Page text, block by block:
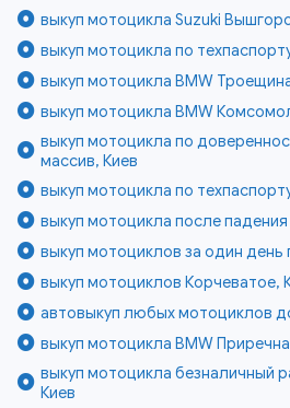
выкуп мотоцикла Suzuki
выкуп мотоцикла по
выкуп мотоцикла BMW
выкуп мотоцикла BMW
выкуп мотоцикла по
массив, Киев
выкуп мотоцикла по
выкуп мотоцикла после
выкуп мотоциклов за один день
выкуп мотоциклов Корчеватое,
автовыкуп любых мотоциклов
выкуп мотоцикла BMW
выкуп мотоцикла безналичный
Киев